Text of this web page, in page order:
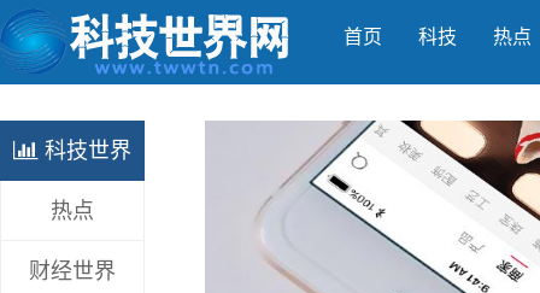
首页 科技 热点
科技世界
热点
财经世界